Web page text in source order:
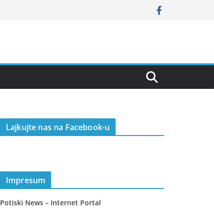
Lajkujte nas na Facebook-u
Impresum
Potiski News – Internet Portal